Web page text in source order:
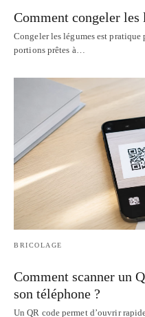
Comment congeler les
Congeler les légumes est
portions prêtes à…
BRICOLAGE
Comment scanner un
son téléphone ?
Un QR code permet d’ouvrir